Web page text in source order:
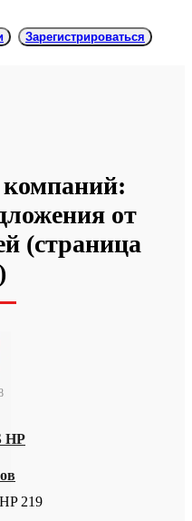
Зарегистрироваться
от
(cтраница
HP
219